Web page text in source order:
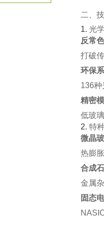
二、
1. ‌ 光
反常
打破
环保
136
精密
低玻
2. ‌ 特
微晶
热膨
合成
金属
固态